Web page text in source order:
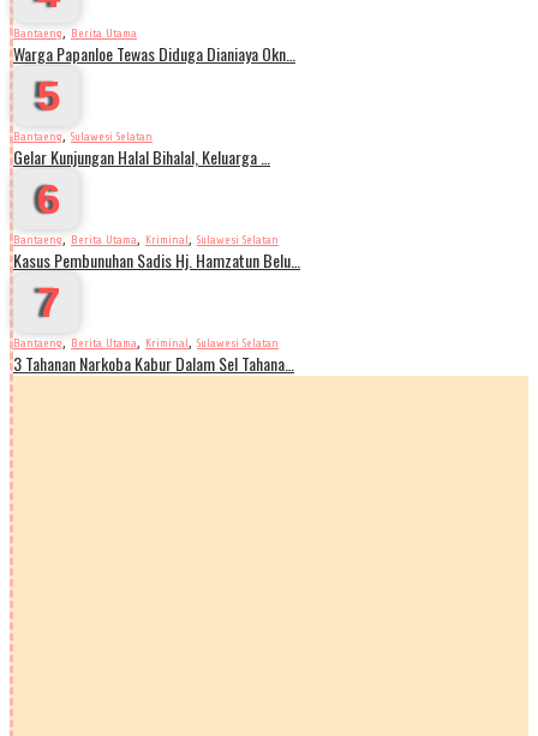
Bantaeng, Berita Utama
Warga Papanloe Tewas Diduga Dianiaya Okn…
5
Bantaeng, Sulawesi Selatan
Gelar Kunjungan Halal Bihalal, Keluarga …
6
Bantaeng, Berita Utama, Kriminal, Sulawesi Selatan
Kasus Pembunuhan Sadis Hj. Hamzatun Belu…
7
Bantaeng, Berita Utama, Kriminal, Sulawesi Selatan
3 Tahanan Narkoba Kabur Dalam Sel Tahana…